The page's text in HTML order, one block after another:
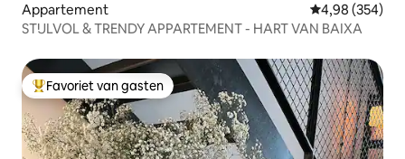
Appartement Gemiddelde
4,98 (354)
STIJLVOL & TRENDY APPARTEMENT - HART VAN BAIXA
Topfavoriet van gasten
Favoriet van gasten